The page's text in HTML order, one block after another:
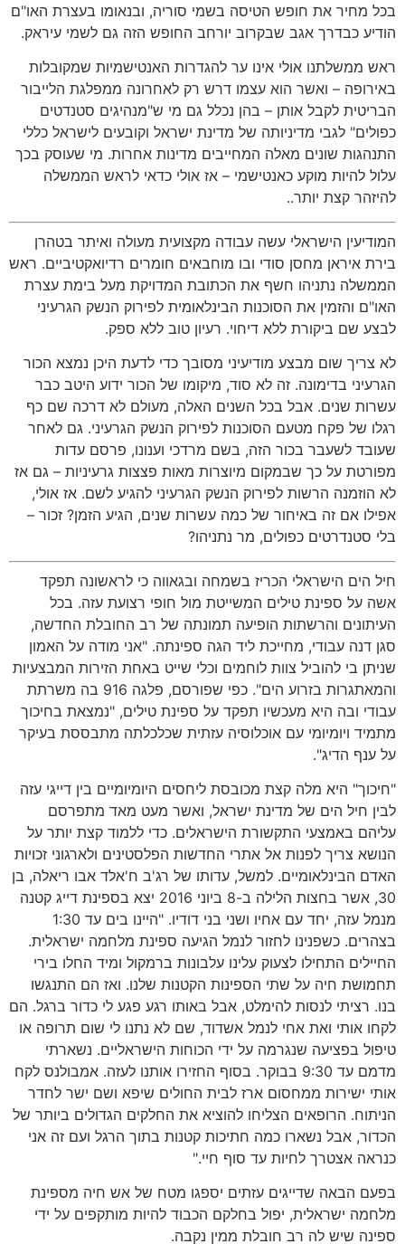
בכל מחיר את חופש הטיסה בשמי סוריה, ובנאומו בעצרת האו"ם
הודיע כבדרך אגב שבקרוב יורחב החופש הזה גם לשמי עיראק.
ראש ממשלתנו אולי אינו ער להגדרות האנטישמיות שמקובלות
באירופה – ואשר הוא עצמו דרש רק לאחרונה ממפלגת הלייבור
הבריטית לקבל אותן – בהן נכלל גם מי ש"מנהיגים סטנדטים
כפולים" לגבי מדיניותה של מדינת ישראל וקובעים לישראל כללי
התנהגות שונים מאלה המחייבים מדינות אחרות. מי שעוסק בכך
עלול להיות מוקע כאנטישמי – אז אולי כדאי לראש הממשלה
להיזהר קצת יותר..
המודיעין הישראלי עשה עבודה מקצועית מעולה ואיתר בטהרן
בירת איראן מחסן סודי ובו מוחבאים חומרים רדיואקטיביים. ראש
הממשלה נתניהו חשף את הכתובת המדויקת מעל בימת עצרת
האו"ם והזמין את הסוכנות הבינלאומית לפירוק הנשק הגרעיני
לבצע שם ביקורת ללא דיחוי. רעיון טוב ללא ספק.
לא צריך שום מבצע מודיעיני מסובך כדי לדעת היכן נמצא הכור
הגרעיני בדימונה. זה לא סוד, מיקומו של הכור ידוע היטב כבר
עשרות שנים. אבל בכל השנים האלה, מעולם לא דרכה שם כף
רגלו של פקח מטעם הסוכנות לפירוק הנשק הגרעיני. גם לאחר
שעובד לשעבר בכור הזה, בשם מרדכי וענונו, פרסם עדות
מפורטת על כך שבמקום מיוצרות מאות פצצות גרעיניות – גם אז
לא הוזמנה הרשות לפירוק הנשק הגרעיני להגיע לשם. אז אולי,
אפילו אם זה באיחור של כמה עשרות שנים, הגיע הזמן? זכור –
בלי סטנדרטים כפולים, מר נתניהו?
חיל הים הישראלי הכריז בשמחה ובגאווה כי לראשונה תפקד
אשה על ספינת טילים המשייטת מול חופי רצועת עזה. בכל
העיתונים והרשתות הופיעה תמונתה של רב החובלת החדשה,
סגן דנה עבודי, מחייכת ליד הגה ספינתה. "אני מודה על האמון
שניתן בי להוביל צוות לוחמים וכלי שייט באחת הזירות המבצעיות
והמאתגרות בזרוע הים". כפי שפורסם, פלגה 916 בה משרתת
עבודי ובה היא מעכשיו תפקד על ספינת טילים, "נמצאת בחיכוך
מתמיד ויומיומי עם אוכלוסיה עזתית שכלכלתה מתבססת בעיקר
על ענף הדיג".
"חיכוך" היא מלה קצת מכובסת ליחסים היומיומיים בין דייגי עזה
לבין חיל הים של מדינת ישראל, ואשר מעט מאד מתפרסם
עליהם באמצעי התקשורת הישראלים. כדי ללמוד קצת יותר על
הנושא צריך לפנות אל אתרי החדשות הפלסטינים ולארגוני זכויות
האדם הבינלאומיים. למשל, עדותו של רג'ב ח'אלד אבו ריאלה, בן
30, אשר בחצות הלילה ב-8 ביוני 2016 יצא בספינת דייג קטנה
מנמל עזה, יחד עם אחיו ושני בני דודיו. "היינו בים עד 1:30
בצהרים. כשפנינו לחזור לנמל הגיעה ספינת מלחמה ישראלית.
החיילים התחילו לצעוק עלינו עלבונות ברמקול ומיד החלו בירי
תחמושת חיה על שתי הספינות הקטנות שלנו. ואז הם התנגשו
בנו. רציתי לנסות להימלט, אבל באותו רגע פגע לי כדור ברגל. הם
לקחו אותי ואת אחי לנמל אשדוד, שם לא נתנו לי שום תרופה או
טיפול בפציעה שנגרמה על ידי הכוחות הישראליים. נשארתי
מדמם עד 9:30 בבוקר. בסוף החזירו אותנו לעזה. אמבולנס לקח
אותי ישירות ממחסום ארז לבית החולים שיפא ושם ישר לחדר
הניתוח. הרופאים הצליחו להוציא את החלקים הגדולים ביותר של
הכדור, אבל נשארו כמה חתיכות קטנות בתוך הרגל ועם זה אני
כנראה אצטרך לחיות עד סוף חיי."
בפעם הבאה שדייגים עזתים יספגו מטח של אש חיה מספינת
מלחמה ישראלית, יפול בחלקם הכבוד להיות מותקפים על ידי
ספינה שיש לה רב חובלת ממין נקבה.